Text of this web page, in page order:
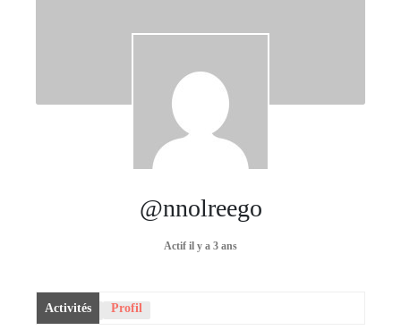
@nnolreego
Actif il y a 3 ans
Activités Profil